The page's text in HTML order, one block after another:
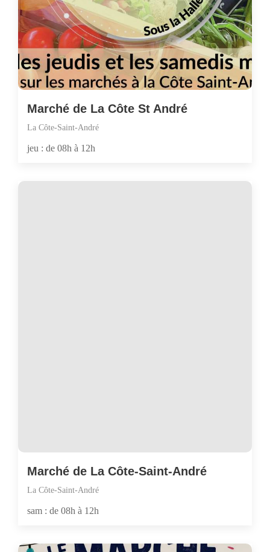
Marché de La Côte St André
La Côte-Saint-André
jeu : de 08h à 12h
Marché de La Côte-Saint-André
La Côte-Saint-André
sam : de 08h à 12h